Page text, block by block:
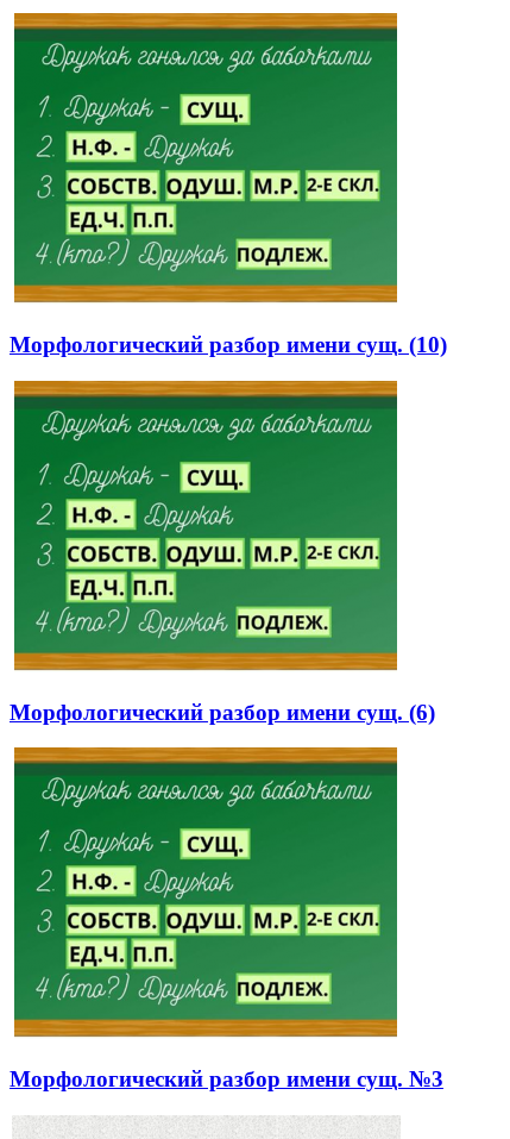
Морфологический разбор имени сущ. (10)
Морфологический разбор имени сущ. (6)
Морфологический разбор имени сущ. №3